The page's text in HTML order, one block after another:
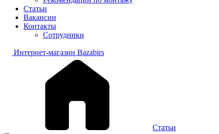
Статьи
Вакансии
Контакты
Сотрудники
Интернет-магазин Bazabirs
Статьи